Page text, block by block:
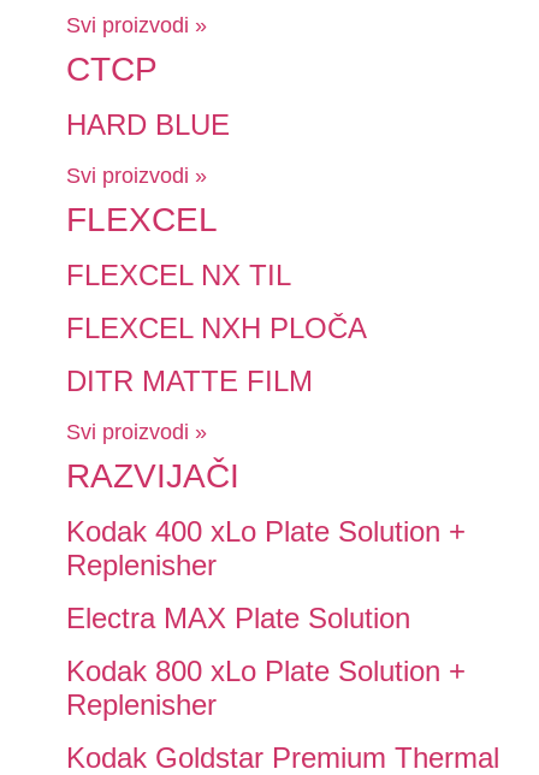
Svi proizvodi »
CTCP
HARD BLUE
Svi proizvodi »
FLEXCEL
FLEXCEL NX TIL
FLEXCEL NXH PLOČA
DITR MATTE FILM
Svi proizvodi »
RAZVIJAČI
Kodak 400 xLo Plate Solution +
Replenisher
Electra MAX Plate Solution
Kodak 800 xLo Plate Solution +
Replenisher
Kodak Goldstar Premium Thermal